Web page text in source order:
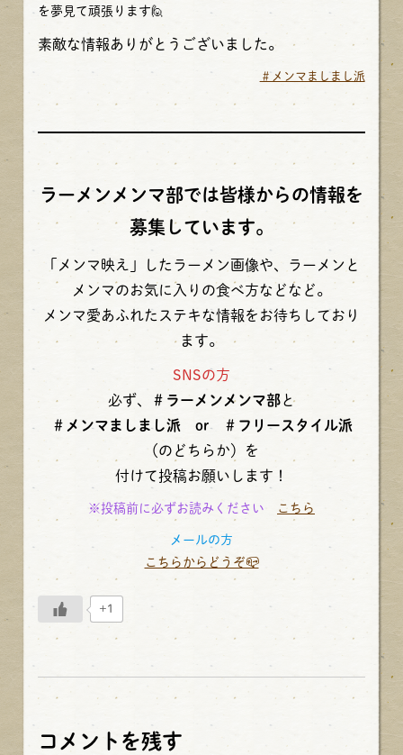
を夢見て頑張ります🙋
素敵な情報ありがとうございました。
＃メンマましまし派
ラーメンメンマ部では皆様からの情報を
募集しています。
「メンマ映え」したラーメン画像や、ラーメンと
メンマのお気に入りの食べ方などなど。
メンマ愛あふれたステキな情報をお待ちしており
ます。
SNSの方
必ず、
＃ラーメンメンマ部と
＃メンマましまし派 or ＃フリースタイル派
（のどちらか）を
付けて投稿お願いします！
※投稿前に必ずお読みください こちら
メールの方
こちらからどうぞ📪
+1
コメントを残す